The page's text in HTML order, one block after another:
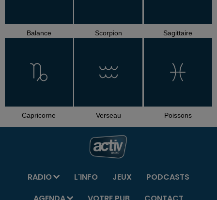
Balance Scorpion Sagittaire
Capricorne Verseau Poissons
RADIO L'INFO JEUX
PODCASTS